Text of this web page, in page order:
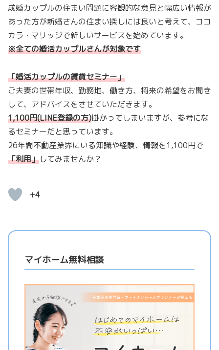
成婚カップルの住まい問題に客観的な意見と幅広い情報が
あった方が新婚さんの住まい探しには良いと考えて、ココ
カラ・マリッジで新しいサービスを始めています。
※全ての婚活カップルさんが対象です
「婚活カップルの賃貸セミナー」
ご夫妻の世帯年収、勤務地、働き方、将来の希望をお聞き
して、アドバイスをさせていただきます。
1,100円(LINE登録の方)掛かってしまいますが、参考にな
るセミナーだと思っています。
26年間不動産業界にいる知識や経験、情報を1,100円で
「利用」してみませんか？
+4
マイホーム無料相談